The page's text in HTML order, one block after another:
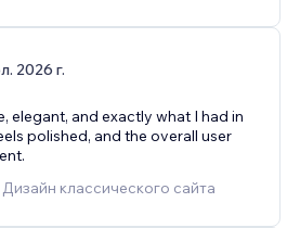
2026 г.
elegant, and exactly what I had in
polished, and the overall user
классического сайта